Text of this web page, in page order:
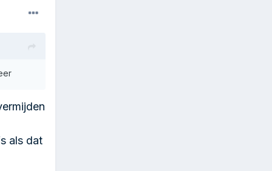
als dat